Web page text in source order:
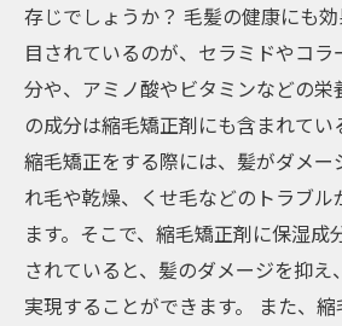
存じでしょうか？ 毛髪の健康にも
目されているのが、セラミドやコ
分や、アミノ酸やビタミンなどの栄
の成分は縮毛矯正剤にも含まれてい
縮毛矯正をする際には、髪がダメー
れ毛や乾燥、くせ毛などのトラブル
ます。そこで、縮毛矯正剤に保湿成
されていると、髪のダメージを抑え
実現することができます。 また、